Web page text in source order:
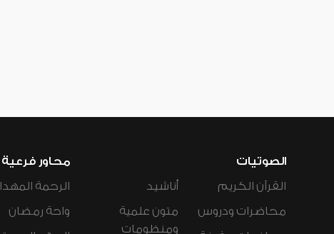
الصوتيات
القرآن الكريم
محاضرات ودروس
أناشيد
متون علمية
ومنظومات
محاور فرعية
الرحمة
واحة رمضان